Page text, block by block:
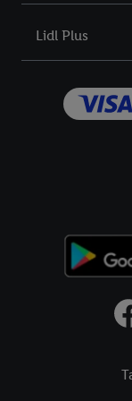
Lidl Plus
bewaartermijn van
toestemming te